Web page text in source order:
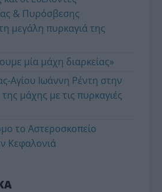
& Πυρόσβεσης
μεγάλη πυρκαγιά της
μία μάχη διαρκείας»
Αγίου Ιωάννη Ρέντη στην
μάχης με τις πυρκαγιές
το Αστεροσκοπείο
Κεφαλονιά